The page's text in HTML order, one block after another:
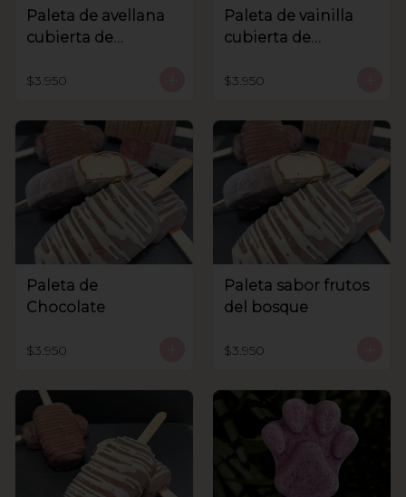
Paleta de avellana
cubierta de
$3.950
Paleta de vainilla
cubierta de
$3.950
Paleta de
Chocolate
$3.950
Paleta sabor frutos
del bosque
$3.950